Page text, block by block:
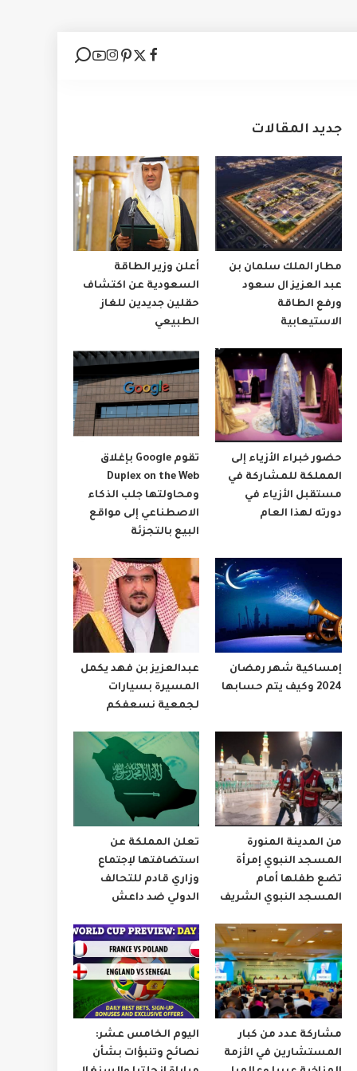
جديد المقالات
مطار الملك سلمان بن
عبد العزيز ال سعود
ورفع الطاقة
الاستيعابية
أعلن وزير الطاقة
السعودية عن اكتشاف
حقلين جديدين للغاز
الطبيعي
حضور خبراء الأزياء إلى
المملكة للمشاركة في
مستقبل الأزياء في
دورته لهذا العام
تقوم Google بإغلاق
Duplex on the Web
ومحاولتها جلب الذكاء
الاصطناعي إلى مواقع
البيع بالتجزئة
إمساكية شهر رمضان
2024 وكيف يتم حسابها
عبدالعزيز بن فهد يكمل
المسيرة بسيارات
لجمعية نسعفكم
من المدينة المنورة
المسجد النبوي إمرأة
تضع طفلها أمام
المسجد النبوي الشريف
تعلن المملكة عن
استضافتها لإجتماع
وزاري قادم للتحالف
الدولي ضد داعش
مشاركة عدد من كبار
المستشارين في الأزمة
اليوم الخامس عشر:
نصائح وتنبؤات بشأن